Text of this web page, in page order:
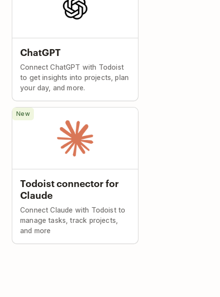
ChatGPT
Connect ChatGPT with Todoist
to get insights into projects, plan
your day, and more.
Todoist connector for
Claude
Connect Claude with Todoist to
manage tasks, track projects,
and more
New